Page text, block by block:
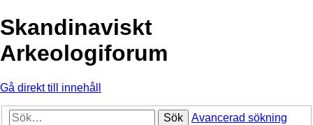
Skandinaviskt
Arkeologiforum
Gå direkt till innehåll
Sök Avancerad sökning